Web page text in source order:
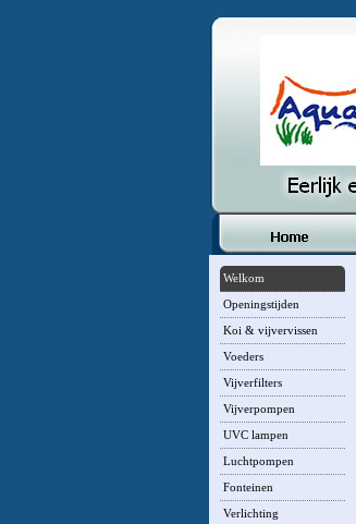
Welkom
Openingstijden
Koi & vijvervissen
Voeders
Vijverfilters
Vijverpompen
UVC lampen
Luchtpompen
Fonteinen
Verlichting